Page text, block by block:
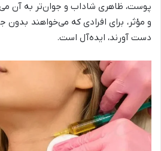
پوست، ظاهری شاداب و جوان‌تر به آن
و مؤثر، برای افرادی که می‌خواهند بدون
دست آورند، ایده‌آل است.